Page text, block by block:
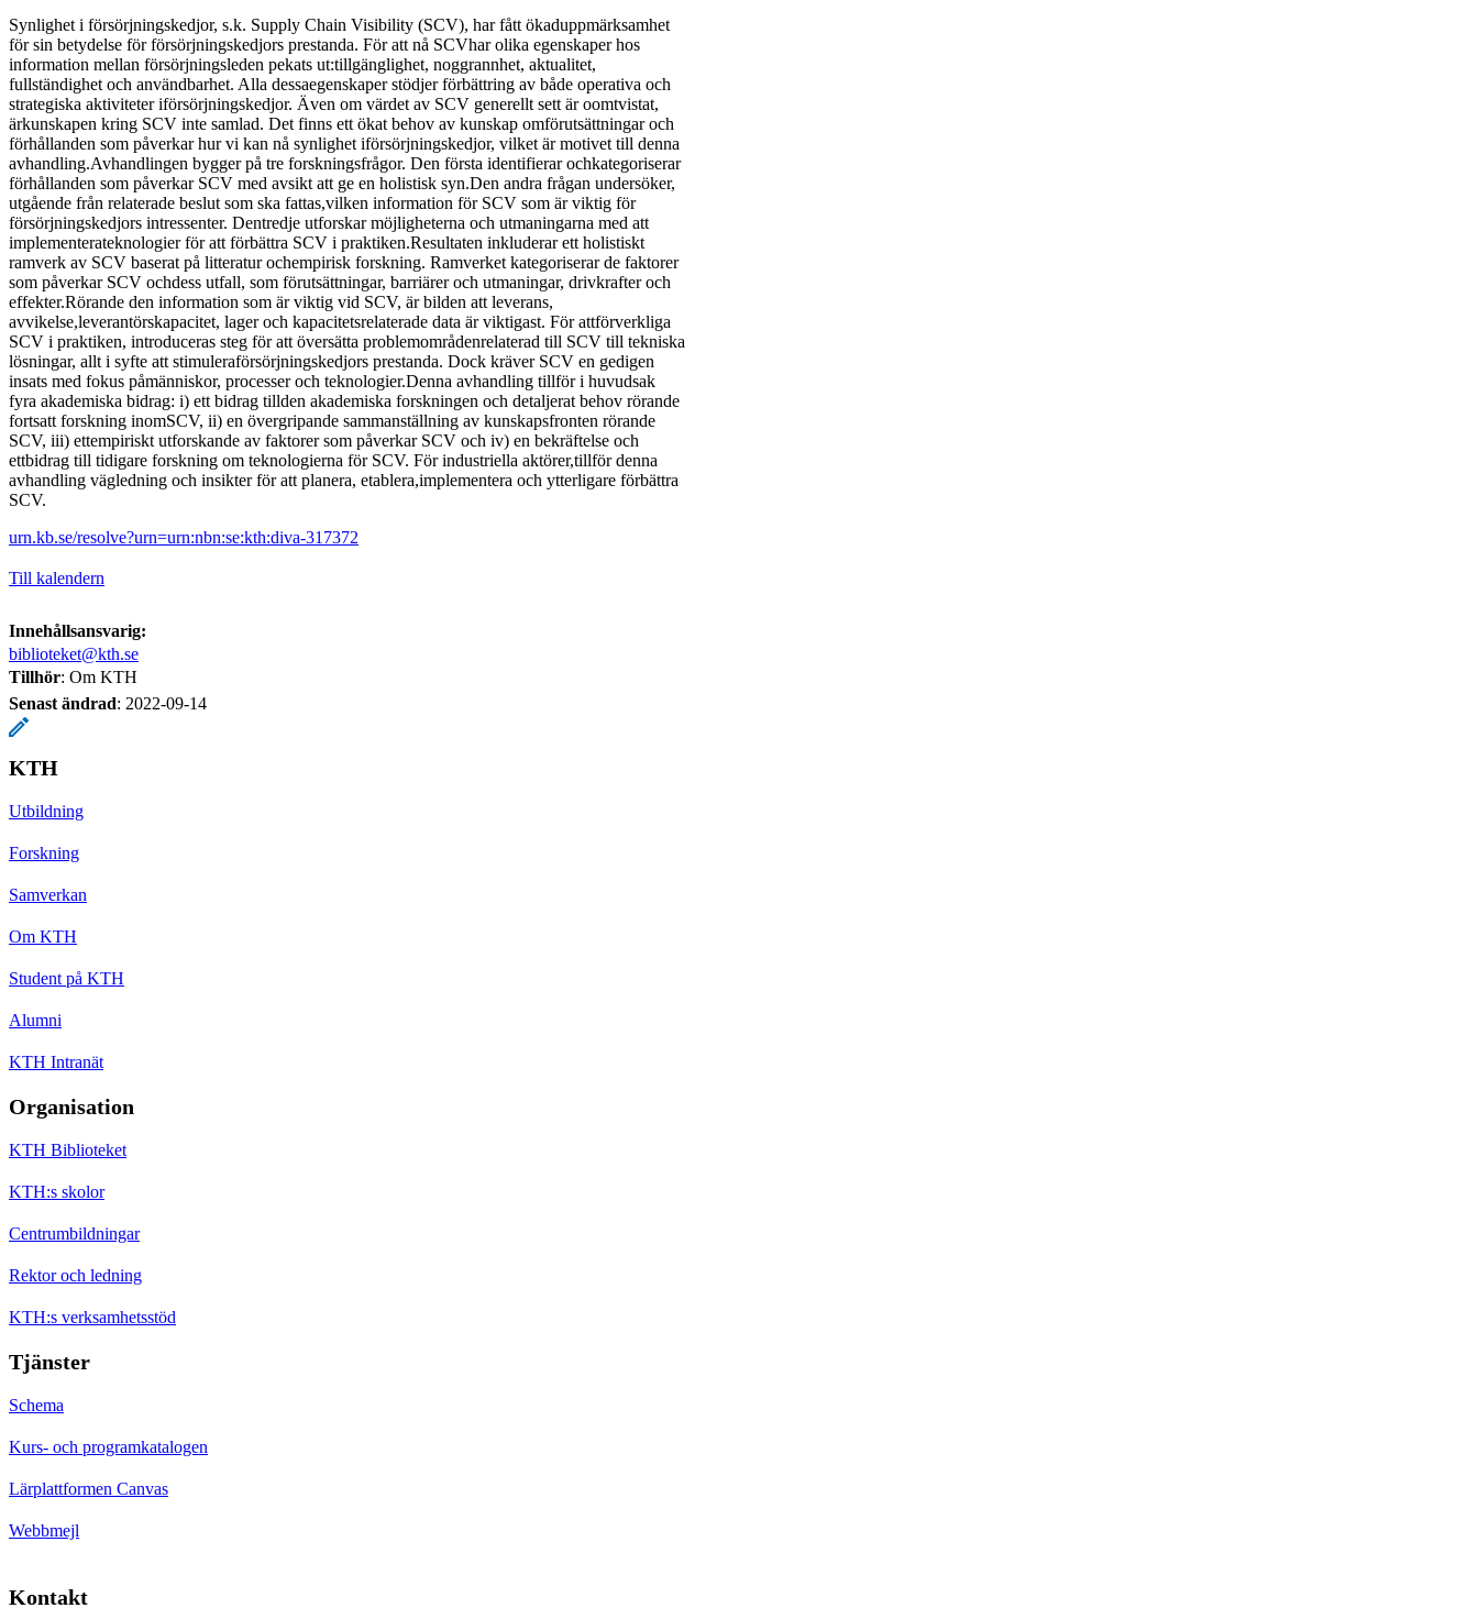
Synlighet i försörjningskedjor, s.k. Supply Chain Visibility (SCV), har fått ökaduppmärksamhet
för sin betydelse för försörjningskedjors prestanda. För att nå SCVhar olika egenskaper hos
information mellan försörjningsleden pekats ut:tillgänglighet, noggrannhet, aktualitet,
fullständighet och användbarhet. Alla dessaegenskaper stödjer förbättring av både operativa och
strategiska aktiviteter iförsörjningskedjor. Även om värdet av SCV generellt sett är oomtvistat,
ärkunskapen kring SCV inte samlad. Det finns ett ökat behov av kunskap omförutsättningar och
förhållanden som påverkar hur vi kan nå synlighet iförsörjningskedjor, vilket är motivet till denna
avhandling.Avhandlingen bygger på tre forskningsfrågor. Den första identifierar ochkategoriserar
förhållanden som påverkar SCV med avsikt att ge en holistisk syn.Den andra frågan undersöker,
utgående från relaterade beslut som ska fattas,vilken information för SCV som är viktig för
försörjningskedjors intressenter. Dentredje utforskar möjligheterna och utmaningarna med att
implementerateknologier för att förbättra SCV i praktiken.Resultaten inkluderar ett holistiskt
ramverk av SCV baserat på litteratur ochempirisk forskning. Ramverket kategoriserar de faktorer
som påverkar SCV ochdess utfall, som förutsättningar, barriärer och utmaningar, drivkrafter och
effekter.Rörande den information som är viktig vid SCV, är bilden att leverans,
avvikelse,leverantörskapacitet, lager och kapacitetsrelaterade data är viktigast. För attförverkliga
SCV i praktiken, introduceras steg för att översätta problemområdenrelaterad till SCV till tekniska
lösningar, allt i syfte att stimuleraförsörjningskedjors prestanda. Dock kräver SCV en gedigen
insats med fokus påmänniskor, processer och teknologier.Denna avhandling tillför i huvudsak
fyra akademiska bidrag: i) ett bidrag tillden akademiska forskningen och detaljerat behov rörande
fortsatt forskning inomSCV, ii) en övergripande sammanställning av kunskapsfronten rörande
SCV, iii) ettempiriskt utforskande av faktorer som påverkar SCV och iv) en bekräftelse och
ettbidrag till tidigare forskning om teknologierna för SCV. För industriella aktörer,tillför denna
avhandling vägledning och insikter för att planera, etablera,implementera och ytterligare förbättra
SCV.
urn.kb.se/resolve?urn=urn:nbn:se:kth:diva-317372
Till kalendern
Innehållsansvarig:
biblioteket@kth.se
Tillhör: Om KTH
Senast ändrad: 2022-09-14
KTH
Utbildning
Forskning
Samverkan
Om KTH
Student på KTH
Alumni
KTH Intranät
Organisation
KTH Biblioteket
KTH:s skolor
Centrumbildningar
Rektor och ledning
KTH:s verksamhetsstöd
Tjänster
Schema
Kurs- och programkatalogen
Lärplattformen Canvas
Webbmejl
Kontakt